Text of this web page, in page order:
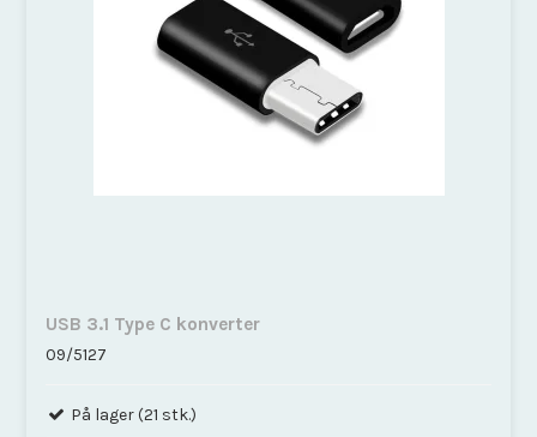
USB 3.1 Type C konverter
09/5127
På lager (21 stk.)